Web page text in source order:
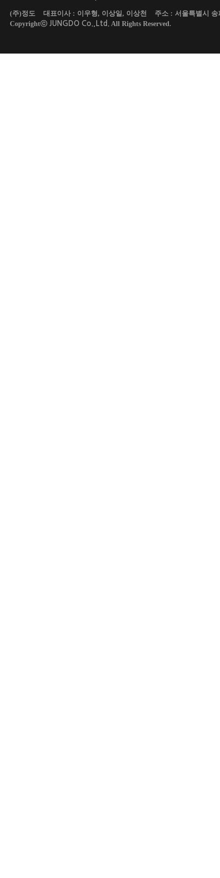
(주)정도 대표이사 : 이우형, 이상일, 이상천 주소 : 서울특별시 송
Copyrightⓒ JUNGDO Co.,Ltd. All Rights Reserved.